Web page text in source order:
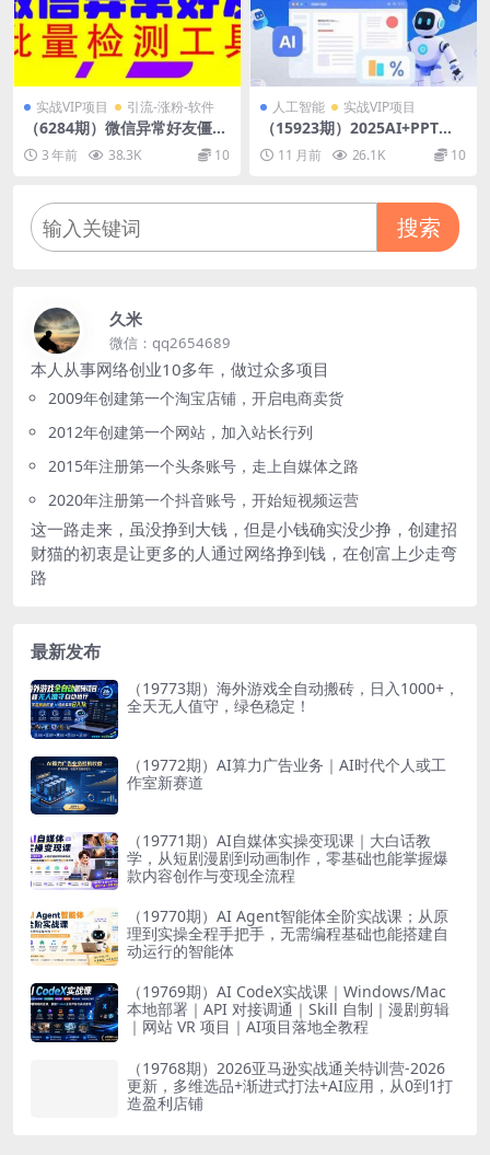
实战VIP项目 引流-涨粉-软件
（6284期）微信异常好友僵尸
粉批量检测工具（教程+脚
本）3 年前 38.3K 10
人工智能 实战VIP项目
（15923期）2025AI+PPT智
能办公实战课：文档撰写+PPT
生成+智能排版，效率提升30
11 月前 26.1K 10
搜索
久米
微信：qq2654689
本人从事网络创业10多年，做过众多项目
2009年创建第一个淘宝店铺，开启电商卖货
2012年创建第一个网站，加入站长行列
2015年注册第一个头条账号，走上自媒体之路
2020年注册第一个抖音账号，开始短视频运营
这一路走来，虽没挣到大钱，但是小钱确实没少挣，创建招
财猫的初衷是让更多的人通过网络挣到钱，在创富上少走弯
路
最新发布
（19773期）海外游戏全自动搬砖，日入1000+，
全天无人值守，绿色稳定！
（19772期）AI算力广告业务｜AI时代个人或工
作室新赛道
（19771期）AI自媒体实操变现课｜大白话教
学，从短剧漫剧到动画制作，零基础也能掌握爆
款内容创作与变现全流程
（19770期）AI Agent智能体全阶实战课；从原
理到实操全程手把手，无需编程基础也能搭建自
动运行的智能体
（19769期）AI CodeX实战课｜Windows/Mac
本地部署｜API 对接调通｜Skill 自制｜漫剧剪辑
｜网站 VR 项目｜AI项目落地全教程
（19768期）2026亚马逊实战通关特训营-2026
更新，多维选品+渐进式打法+AI应用，从0到1打
造盈利店铺